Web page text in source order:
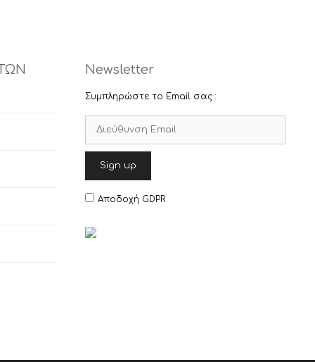
Newsletter
Συμπληρώστε το Email σας :
Αποδοχή GDPR